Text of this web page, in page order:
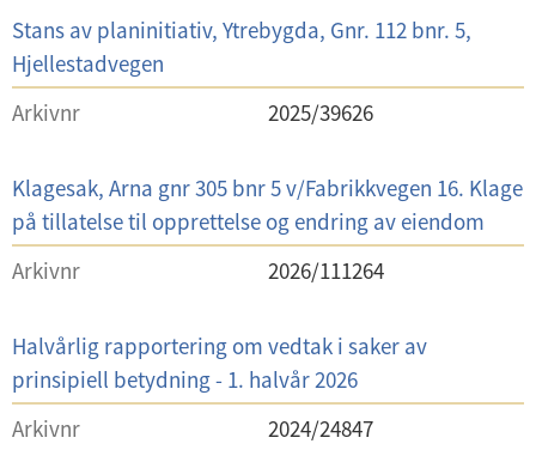
f
o
r
l
i
t
t
l
S
a
k
s
i
t
t
l
Stans av planinitiativ, Ytrebygda, Gnr. 112 bnr. 5,
Hjellestadvegen
Arkivnr
2025/39626
S
a
k
s
i
t
t
Klagesak, Arna gnr 305 bnr 5 v/Fabrikkvegen 16. Klage
på tillatelse til opprettelse og endring av eiendom
Arkivnr
2026/111264
S
a
k
s
Halvårlig rapportering om vedtak i saker av
prinsipiell betydning - 1. halvår 2026
Arkivnr
2024/24847